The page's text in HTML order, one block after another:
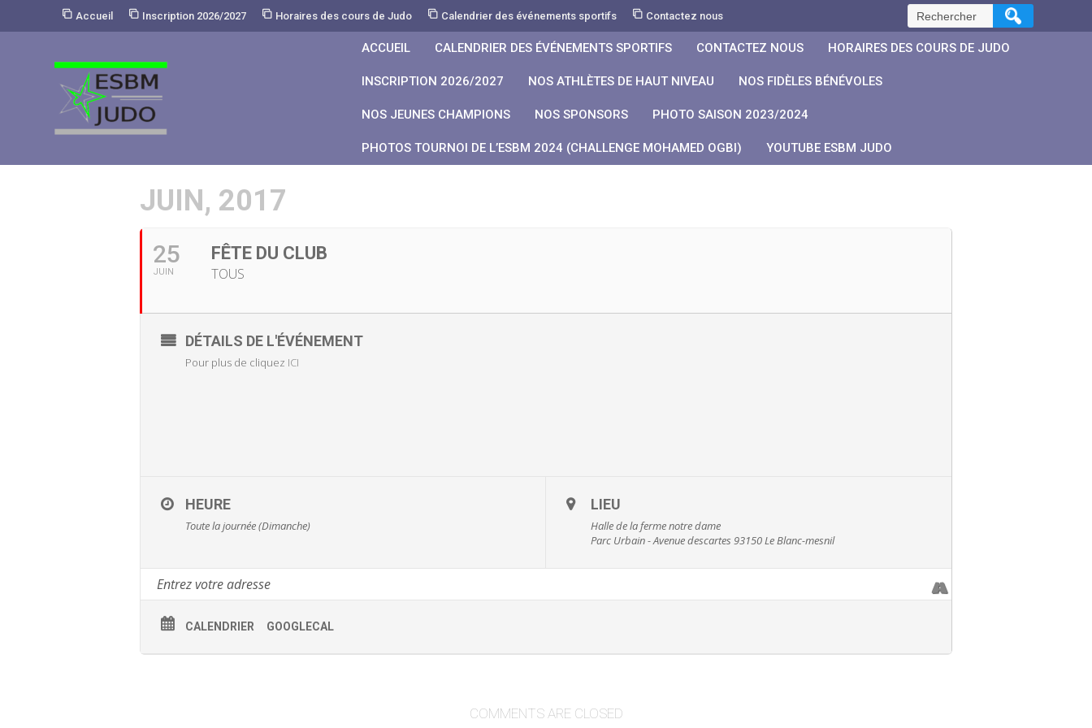
Accueil Inscription 2026/2027 Horaires des cours de Judo Calendrier des événements sportifs Contactez nous Rechercher :
ACCUEIL CALENDRIER DES ÉVÉNEMENTS SPORTIFS CONTACTEZ NOUS HORAIRES DES COURS DE JUDO
INSCRIPTION 2026/2027 NOS ATHLÈTES DE HAUT NIVEAU NOS FIDÈLES BÉNÉVOLES
NOS JEUNES CHAMPIONS NOS SPONSORS PHOTO SAISON 2023/2024
PHOTOS TOURNOI DE L’ESBM 2024 (CHALLENGE MOHAMED OGBI) YOUTUBE ESBM JUDO
JUIN, 2017
25
JUIN
FÊTE DU CLUB
TOUS
DÉTAILS DE L'ÉVÉNEMENT
Pour plus de cliquez ICI
HEURE
Toute la journée (Dimanche)
LIEU
Halle de la ferme notre dame
Parc Urbain - Avenue descartes 93150 Le Blanc-mesnil
CALENDRIER GOOGLECAL
COMMENTS ARE CLOSED